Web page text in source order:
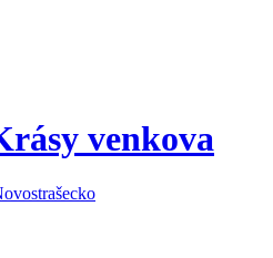
venkova